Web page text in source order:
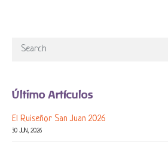
Último Artículos
El Ruiseñor San Juan 2026
30 JUN, 2026